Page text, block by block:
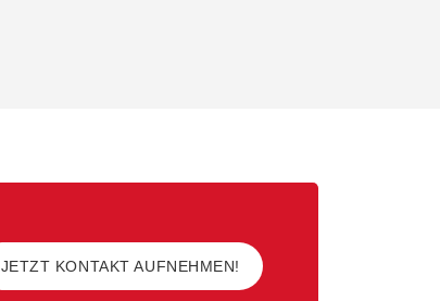
JETZT KONTAKT AUFNEHMEN!